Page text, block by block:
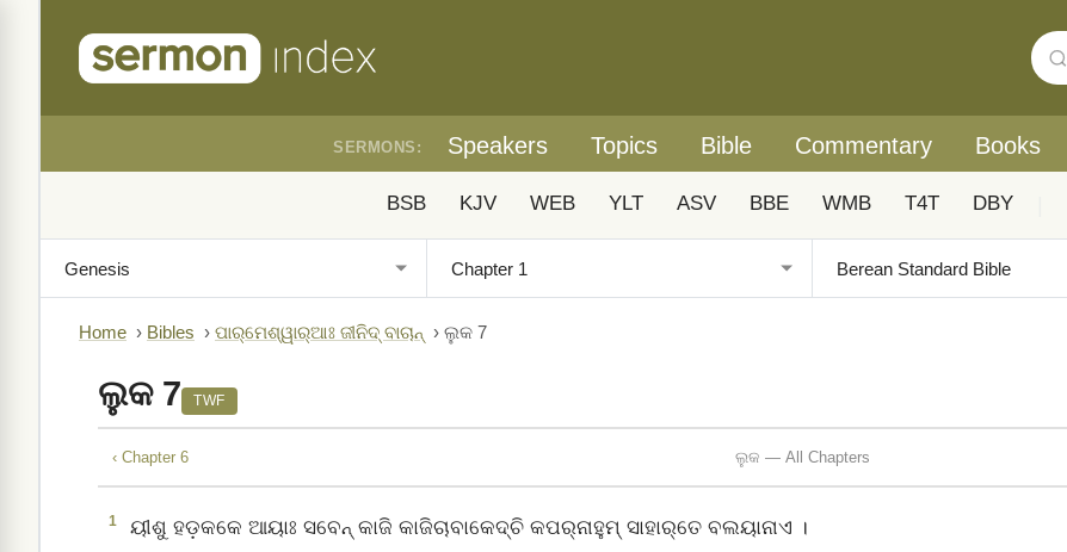
SERMONS: Speakers Topics Bible Commentary Books
BSB KJV WEB YLT ASV BBE WMB T4T DBY
Home › Bibles › ପାର୍‌ମେଶ୍ୱାର୍‌ଆଃ ଜୀନିଦ୍‌ ବାଚାନ୍‌ › ଲୁକ 7
ଲୁକ 7 TWF
‹ Chapter 6 ଲୁକ — All Chapters
1 ୟୀଶୁ ହଡ଼କକେ ଆୟାଃ ସବେନ୍‌ କାଜି କାଜିଚାବାକେଦ୍‌ଚି କପର୍‌ନାହୁମ୍‌ ସାହାର୍‌ତେ ବଲୟାନାଏ ।